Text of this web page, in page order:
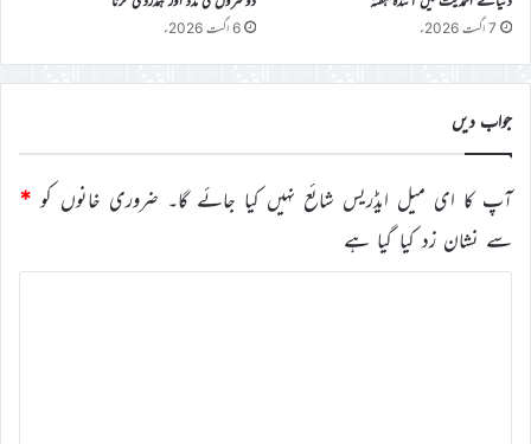
7 اگست 2026ء 6 اگست 2026ء
جواب دیں
آپ کا ای میل ایڈریس شائع نہیں کیا جائے گا۔ ضروری خانوں کو *
سے نشان زد کیا گیا ہے